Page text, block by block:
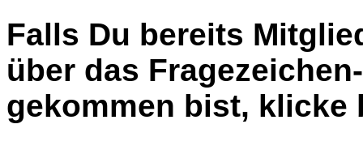
Falls Du bereits
über das
gekommen bist, klicke